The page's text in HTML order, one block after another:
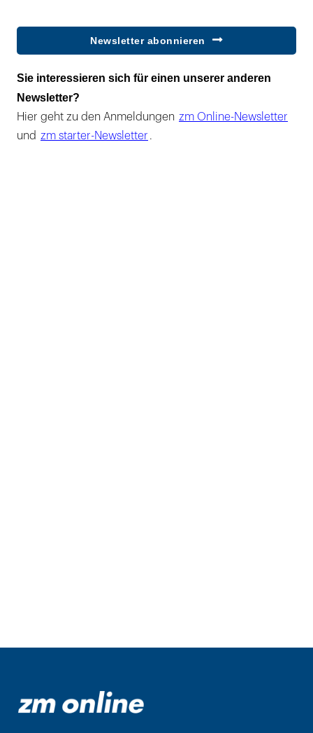
Newsletter abonnieren
Sie interessieren sich für einen unserer anderen
Newsletter?
Hier geht zu den Anmeldungen zm Online-Newsletter
und zm starter-Newsletter .